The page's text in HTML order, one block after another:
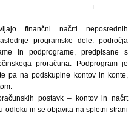
finančni načrti neposrednih
programske dele: področja
in podprograme, predpisane s
proračuna. Podprogram je
pa na podskupine kontov in konte,
postavk – kontov in načrt
odloku in se objavita na spletni strani